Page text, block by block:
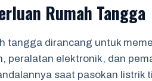
Rumah Tangga
tangga dirancang untuk
peralatan elektronik, dan
saat pasokan listrik